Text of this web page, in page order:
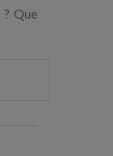
Que